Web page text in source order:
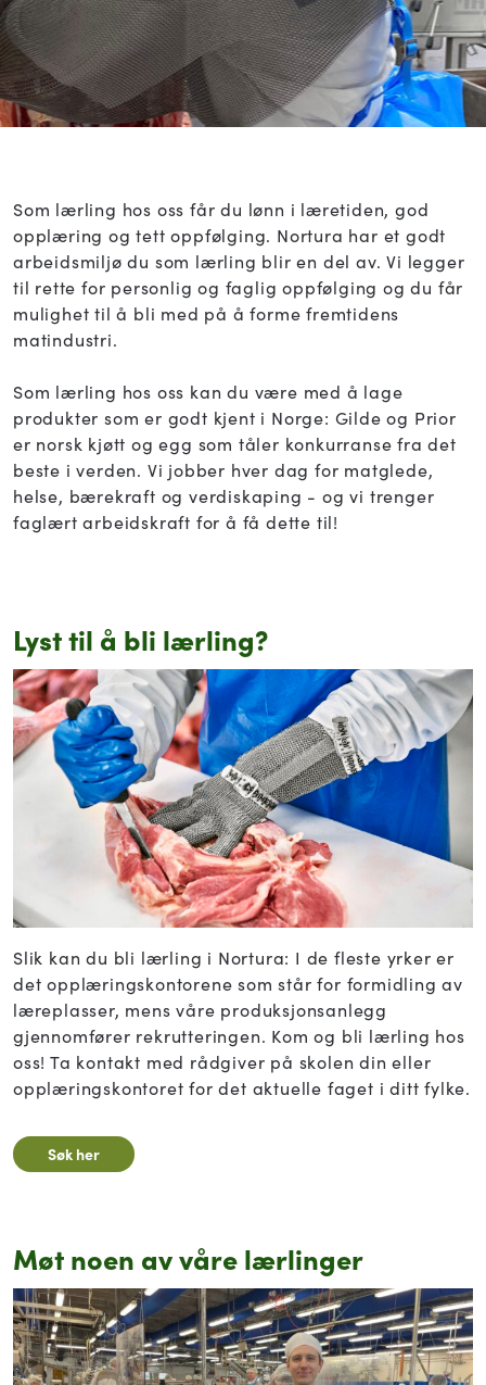
Som lærling hos oss får du lønn i læretiden, god
opplæring og tett oppfølging. Nortura har et godt
arbeidsmiljø du som lærling blir en del av. Vi legger
til rette for personlig og faglig oppfølging og du får
mulighet til å bli med på å forme fremtidens
matindustri.
Som lærling hos oss kan du være med å lage
produkter som er godt kjent i Norge: Gilde og Prior
er norsk kjøtt og egg som tåler konkurranse fra det
beste i verden. Vi jobber hver dag for matglede,
helse, bærekraft og verdiskaping - og vi trenger
faglært arbeidskraft for å få dette til!
Lyst til å bli lærling?
Slik kan du bli lærling i Nortura: I de fleste yrker er
det opplæringskontorene som står for formidling av
læreplasser, mens våre produksjonsanlegg
gjennomfører rekrutteringen. Kom og bli lærling hos
oss! Ta kontakt med rådgiver på skolen din eller
opplæringskontoret for det aktuelle faget i ditt fylke.
Søk her
Møt noen av våre lærlinger